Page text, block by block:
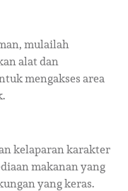
mulailah
alat dan
mengakses area
kelaparan karakter
makanan yang
yang keras.